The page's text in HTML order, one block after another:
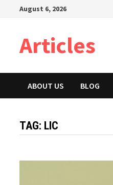
August 6, 2026
Articles
ABOUT US BLOG
TAG: LIC